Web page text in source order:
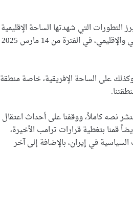
التي شهدتها الساحة الإقليمية
والدولية، والتي يمكن أن يكون لها تأثيرات مهمة على المشهد المصري والعربي والإقليمي، في الفترة من 14 مارس 2025
وكذلك على الساحة الإفريقية، خاصة منطقة
نصه كاملاً، ووقفنا على أحداث اعتقال
قمنا بتغطية قرارات ترامب الأخيرة،
في إيران، بالإضافة إلى آخر